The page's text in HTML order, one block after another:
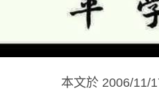
本文於 2006/11/